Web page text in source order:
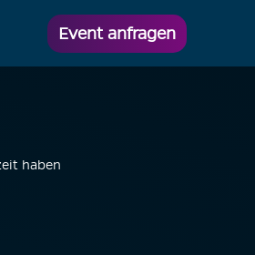
Event anfragen
haben